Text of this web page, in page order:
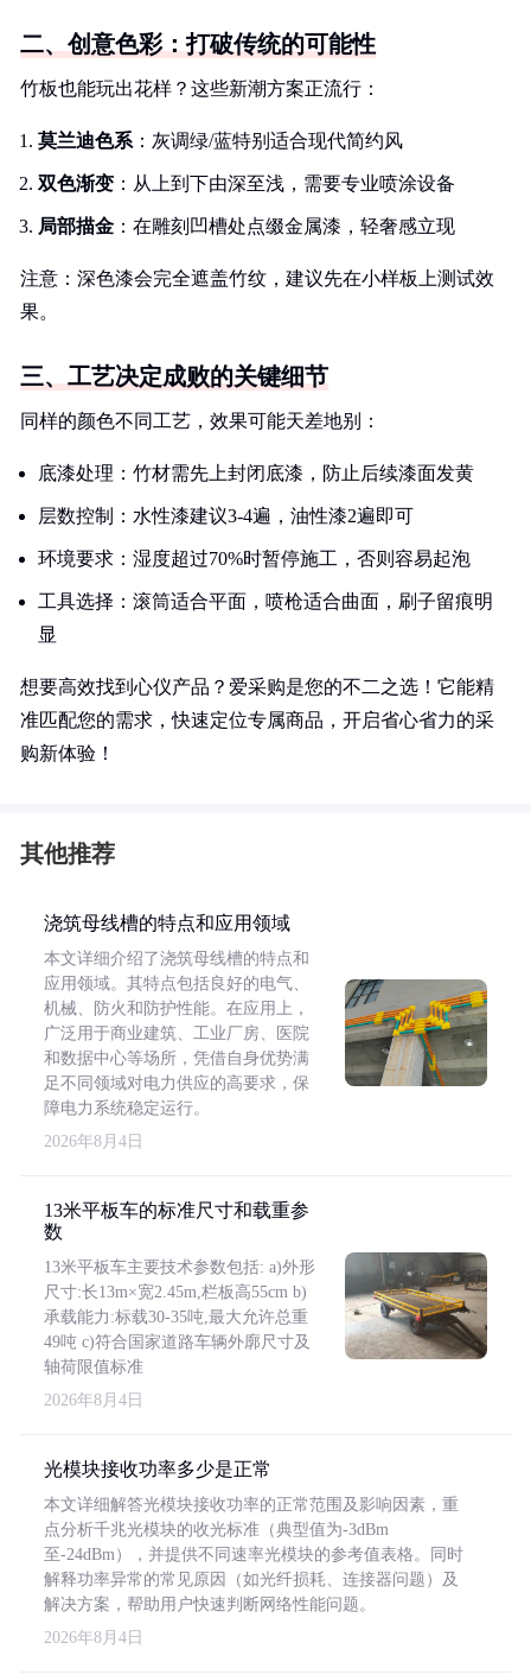
二、创意色彩：打破传统的可能性
竹板也能玩出花样？这些新潮方案正流行：
莫兰迪色系 ：灰调绿/蓝特别适合现代简约风
双色渐变 ：从上到下由深至浅，需要专业喷涂设备
局部描金 ：在雕刻凹槽处点缀金属漆，轻奢感立现
注意：深色漆会完全遮盖竹纹，建议先在小样板上测试效
果。
三、工艺决定成败的关键细节
同样的颜色不同工艺，效果可能天差地别：
底漆处理：竹材需先上封闭底漆，防止后续漆面发黄
层数控制：水性漆建议3-4遍，油性漆2遍即可
环境要求：湿度超过70%时暂停施工，否则容易起泡
工具选择：滚筒适合平面，喷枪适合曲面，刷子留痕明
显
想要高效找到心仪产品？爱采购是您的不二之选！它能精
准匹配您的需求，快速定位专属商品，开启省心省力的采
购新体验！
其他推荐
浇筑母线槽的特点和应用领域
本文详细介绍了浇筑母线槽的特点和
应用领域。其特点包括良好的电气、
机械、防火和防护性能。在应用上，
广泛用于商业建筑、工业厂房、医院
和数据中心等场所，凭借自身优势满
足不同领域对电力供应的高要求，保
障电力系统稳定运行。
2026年8月4日
13米平板车的标准尺寸和载重参
数
13米平板车主要技术参数包括: a)外形
尺寸:长13m×宽2.45m,栏板高55cm b)
承载能力:标载30-35吨,最大允许总重
49吨 c)符合国家道路车辆外廓尺寸及
轴荷限值标准
2026年8月4日
光模块接收功率多少是正常
本文详细解答光模块接收功率的正常范围及影响因素，重
点分析千兆光模块的收光标准（典型值为-3dBm
至-24dBm），并提供不同速率光模块的参考值表格。同时
解释功率异常的常见原因（如光纤损耗、连接器问题）及
解决方案，帮助用户快速判断网络性能问题。
2026年8月4日